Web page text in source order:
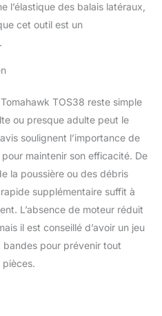
les portes. De
les poignées du
peuvent se plier
hors de vue
l’élastique des balais latéraux,
cet outil est un
TOS38 reste simple
ou presque adulte peut le
soulignent l’importance de
maintenir son efficacité. De
la poussière ou des débris
supplémentaire suffit à
L’absence de moteur réduit
il est conseillé d’avoir un jeu
pour prévenir tout